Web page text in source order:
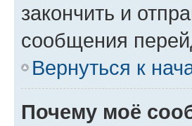
закончить и
сообщения
Вернуться к
Почему моё